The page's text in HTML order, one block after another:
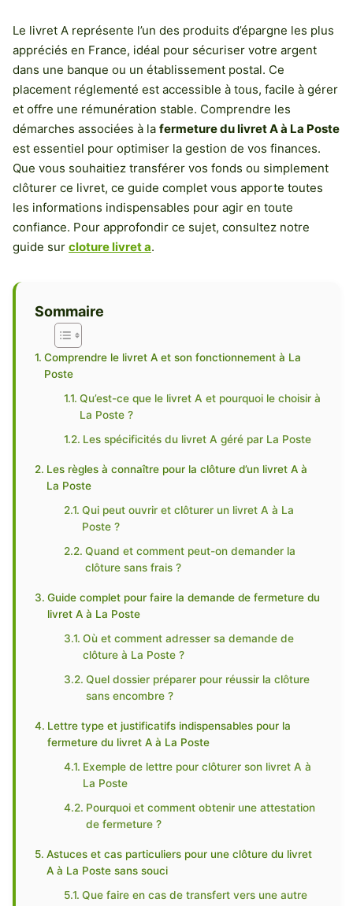
Le livret A représente l’un des produits d’épargne les plus
appréciés en France, idéal pour sécuriser votre argent
dans une banque ou un établissement postal. Ce
placement réglementé est accessible à tous, facile à gérer
et offre une rémunération stable. Comprendre les
démarches associées à la fermeture du livret A à La Poste
est essentiel pour optimiser la gestion de vos finances.
Que vous souhaitiez transférer vos fonds ou simplement
clôturer ce livret, ce guide complet vous apporte toutes
les informations indispensables pour agir en toute
confiance. Pour approfondir ce sujet, consultez notre
guide sur cloture livret a.
Sommaire
Comprendre le livret A et son fonctionnement à La
Poste
Qu’est-ce que le livret A et pourquoi le choisir à
La Poste ?
Les spécificités du livret A géré par La Poste
Les règles à connaître pour la clôture d’un livret A à
La Poste
Qui peut ouvrir et clôturer un livret A à La
Poste ?
Quand et comment peut-on demander la
clôture sans frais ?
Guide complet pour faire la demande de fermeture du
livret A à La Poste
Où et comment adresser sa demande de
clôture à La Poste ?
Quel dossier préparer pour réussir la clôture
sans encombre ?
Lettre type et justificatifs indispensables pour la
fermeture du livret A à La Poste
Exemple de lettre pour clôturer son livret A à
La Poste
Pourquoi et comment obtenir une attestation
de fermeture ?
Astuces et cas particuliers pour une clôture du livret
A à La Poste sans souci
Que faire en cas de transfert vers une autre